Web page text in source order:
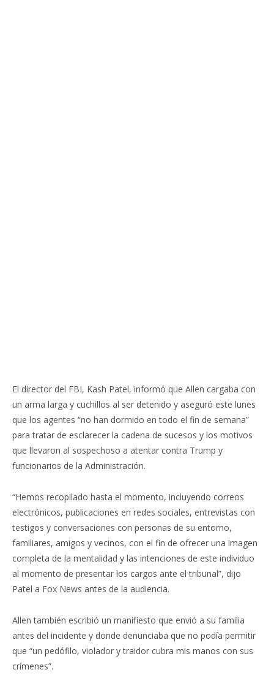
El director del FBI, Kash Patel, informó que Allen cargaba con
un arma larga y cuchillos al ser detenido y aseguró este lunes
que los agentes “no han dormido en todo el fin de semana”
para tratar de esclarecer la cadena de sucesos y los motivos
que llevaron al sospechoso a atentar contra Trump y
funcionarios de la Administración.
“Hemos recopilado hasta el momento, incluyendo correos
electrónicos, publicaciones en redes sociales, entrevistas con
testigos y conversaciones con personas de su entorno,
familiares, amigos y vecinos, con el fin de ofrecer una imagen
completa de la mentalidad y las intenciones de este individuo
al momento de presentar los cargos ante el tribunal”, dijo
Patel a Fox News antes de la audiencia.
Allen también escribió un manifiesto que envió a su familia
antes del incidente y donde denunciaba que no podía permitir
que “un pedófilo, violador y traidor cubra mis manos con sus
crímenes”.